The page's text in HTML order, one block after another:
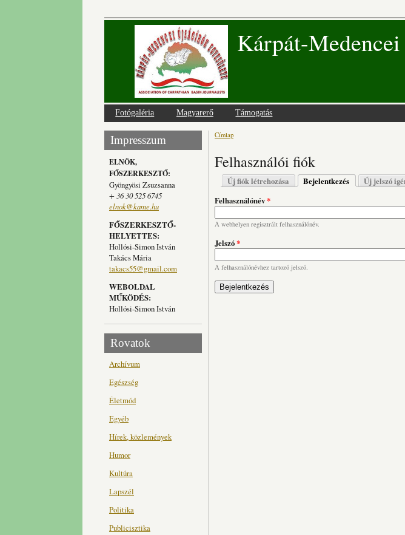
Kárpát-
Fotógaléria Magyarerő Támogatás
Impresszum
ELNÖK,
FŐSZERKESZTŐ:
Gyöngyösi Zsuzsanna
+ 36 30 525 6745
elnok@kame.hu
FŐSZERKESZTŐ-
HELYETTES:
Hollósi-Simon István
Takács Mária
takacs55@gmail.com
WEBOLDAL
MŰKÖDÉS:
Hollósi-Simon István
Rovatok
Archívum
Egészség
Életmód
Egyéb
Hírek, közlemények
Humor
Kultúra
Lapszél
Politika
Publicisztika
Jelenlegi hely
Címlap
Felhasználói fiók
Elsődleges fülek
Új fiók létrehozása Bejelentkezés (aktív fül)
Új jelszó
Felhasználónév*
A webhelyen regisztrált felhasználónév.
Jelszó*
A felhasználónévhez tartozó jelszó.